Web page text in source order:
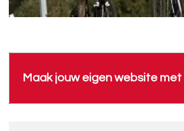
Maak jouw eigen website met